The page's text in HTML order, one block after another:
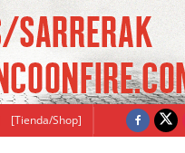
[Tienda/Shop]